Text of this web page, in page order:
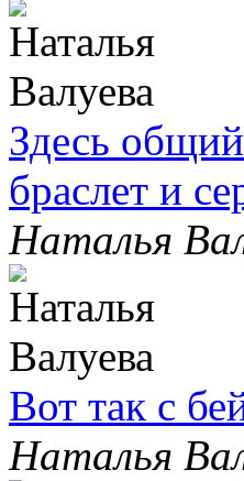
Здесь
браслет и
Наталья
Вот так с
Наталья